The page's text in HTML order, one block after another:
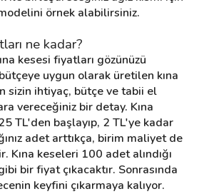
örnek alabilirsiniz.
ne kadar?
kesesi fiyatları gözünüzü
uygun olarak üretilen kına
sizin ihtiyaç, bütçe ve tabii el
vereceğiniz bir detay. Kına
TL'den başlayıp, 2 TL'ye kadar
adet arttıkça, birim maliyet de
Kına keseleri 100 adet alındığı
bir fiyat çıkacaktır. Sonrasında
keyfini çıkarmaya kalıyor.